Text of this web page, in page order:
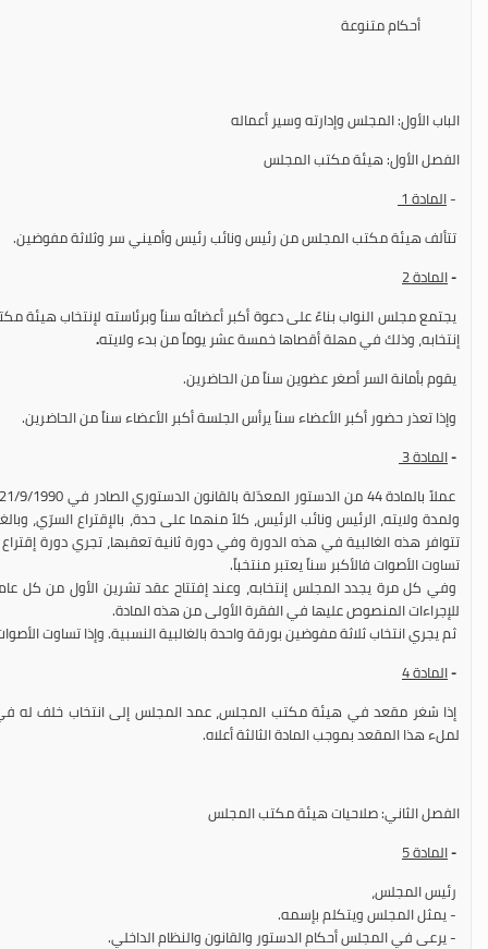
أحكام متنوعة
الباب الأول: المجلس وإدارته وسير أعماله
الفصل الأول: هيئة مكتب المجلس
-المادة
تتألف هيئة مكتب المجلس من رئيس ونائب رئيس وأميني سر وثلاثة مفوضين.
-المادة
يجتمع مجلس النواب بناءً على دعوة أكبر أعضائه سناً وبرئاسته لإنتخاب
إنتخابه، وذلك في مهلة أقصاها خمسة عشر يوماً من بدء ولايته.
يقوم بأمانة السر أصغر عضوين سناً من الحاضرين.
وإذا تعذر حضور أكبر الأعضاء سناً يرأس الجلسة أكبر الأعضاء سناً من الحاضرين.
-المادة
ولمدة ولايته، الرئيس ونائب الرئيس، كلاً منهما على حدة، بالإقتراع السرّي،
تتوافر هذه الغالبية في هذه الدورة وفي دورة ثانية تعقبها، تجري دورة إقتراع
تساوت الأصوات فالأكبر سناً يعتبر منتخباً.
وفي كل مرة يجدد المجلس إنتخابه، وعند إفتتاح عقد تشرين الأول من كل
للإجراءات المنصوص عليها في الفقرة الأولى من هذه المادة.
ثم يجري انتخاب ثلاثة مفوضين بورقة واحدة بالغالبية النسبية. وإذا تساوت
-المادة
إذا شغر مقعد في هيئة مكتب المجلس، عمد المجلس إلى انتخاب خلف له في
لملء هذا المقعد بموجب المادة الثالثة أعلاه.
الفصل الثاني: صلاحيات هيئة مكتب المجلس
-المادة
رئيس المجلس،
- يمثل المجلس ويتكلم بإسمه.
- يرعى في المجلس أحكام الدستور والقانون والنظام الداخلي.